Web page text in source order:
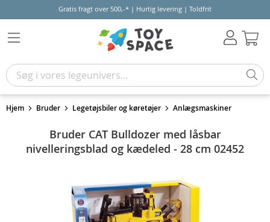
Gratis fragt over 500,-* | Hurtig levering | Toldfrit
Hjem Bruder Legetøjsbiler og køretøjer Anlægsmaskiner
Bruder CAT Bulldozer med låsbar
nivelleringsblad og kædeled - 28 cm 02452